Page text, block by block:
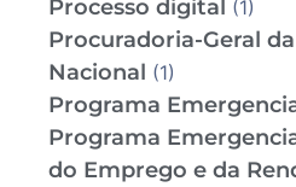
Processo digital (1)
Procuradoria-Geral
Nacional (1)
Programa
Programa
do Emprego e da